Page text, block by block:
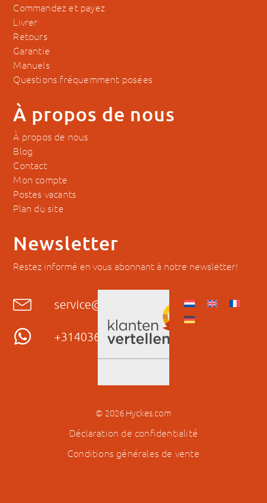
Commandez et payez
Livrer
Retours
Garantie
Manuels
Questions fréquemment posées
À propos de nous
À propos de nous
Blog
Contact
Mon compte
Postes vacants
Plan du site
Newsletter
Restez informé en vous abonnant à notre newsletter!
service@hyckes.com
+31403690404
© 2026 Hyckes.com
Déclaration de confidentialité
Conditions générales de vente